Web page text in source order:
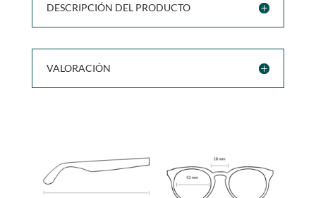
DESCRIPCIÓN DEL PRODUCTO
VALORACIÓN